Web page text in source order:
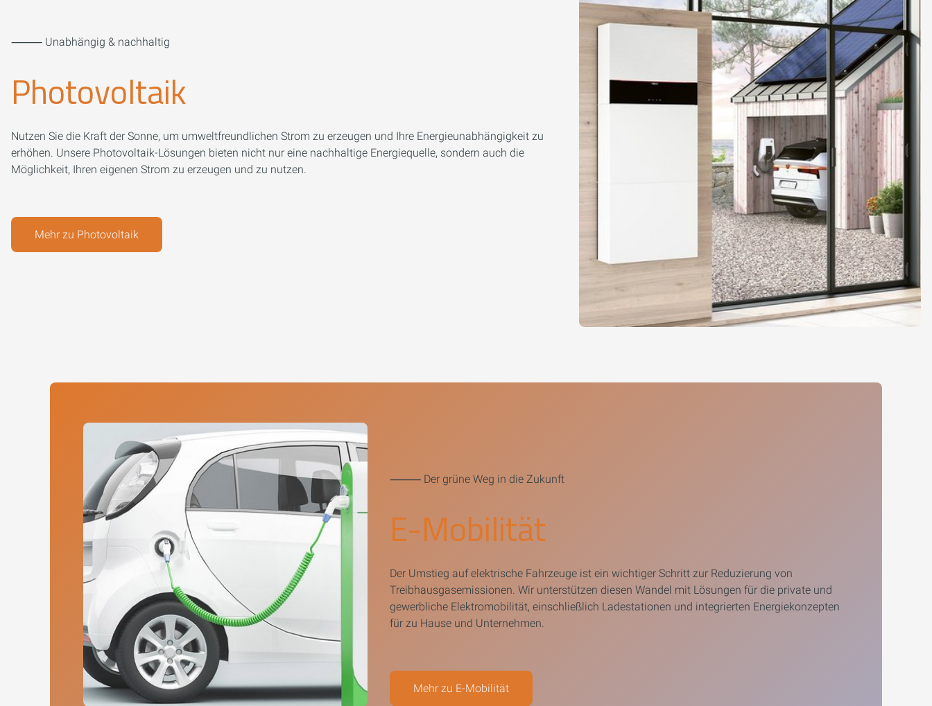
⸻ Unabhängig & nachhaltig
Photovoltaik
Nutzen Sie die Kraft der Sonne, um umweltfreundlichen Strom zu erzeugen und Ihre Energieunabhängigkeit zu
erhöhen. Unsere Photovoltaik-Lösungen bieten nicht nur eine nachhaltige Energiequelle, sondern auch die
Möglichkeit, Ihren eigenen Strom zu erzeugen und zu nutzen.
Mehr zu Photovoltaik
⸻ Der grüne Weg in die Zukunft
E-Mobilität
Der Umstieg auf elektrische Fahrzeuge ist ein wichtiger Schritt zur Reduzierung von
Treibhausgasemissionen. Wir unterstützen diesen Wandel mit Lösungen für die private und
gewerbliche Elektromobilität, einschließlich Ladestationen und integrierten Energiekonzepten
für zu Hause und Unternehmen.
Mehr zu E-Mobilität